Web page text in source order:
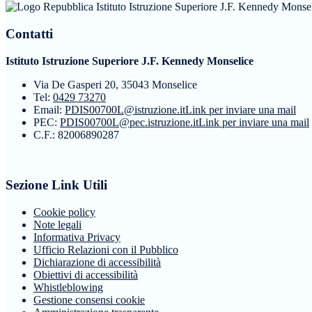
Istituto Istruzione Superiore J.F. Kennedy
Contatti
Istituto Istruzione Superiore J.F. Kennedy Monselice
Via De Gasperi 20, 35043 Monselice
Tel: 0429 73270
Email: PDIS00700L@istruzione.itLink per inviare una mail
PEC: PDIS00700L@pec.istruzione.itLink per inviare una mail
C.F.: 82006890287
Sezione Link Utili
Cookie policy
Note legali
Informativa Privacy
Ufficio Relazioni con il Pubblico
Dichiarazione di accessibilità
Obiettivi di accessibilità
Whistleblowing
Gestione consensi cookie